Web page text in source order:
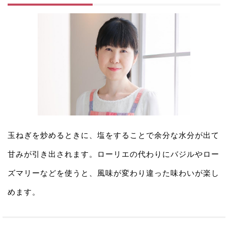
玉ねぎを炒めるときに、塩をすることで余分な水分が出て
甘みが引き出されます。ローリエの代わりにバジルやロー
ズマリーなどを使うと、風味が変わり違った味わいが楽し
めます。